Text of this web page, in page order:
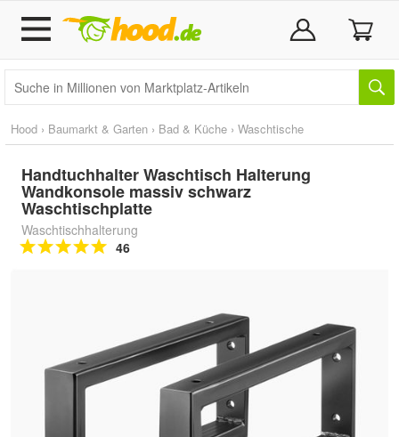
Hood › Baumarkt & Garten › Bad & Küche › Waschtische
Handtuchhalter Waschtisch Halterung
Wandkonsole massiv schwarz
Waschtischplatte
Waschtischhalterung
46